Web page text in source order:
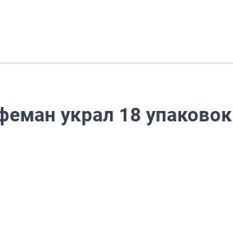
украл 18 упаковок